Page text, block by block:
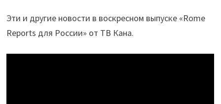
Эти и другие новости в воскресном выпуске «Rome
Reports для России» от ТВ Кана.